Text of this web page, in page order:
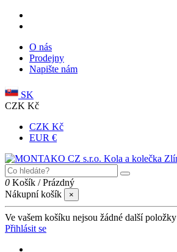
O nás
Prodejny
Napište nám
SK
CZK Kč
CZK Kč
EUR €
0 Košík /Prázdný
Nákupní košík
×
Ve vašem košíku nejsou žádné další položky
Přihlásit se